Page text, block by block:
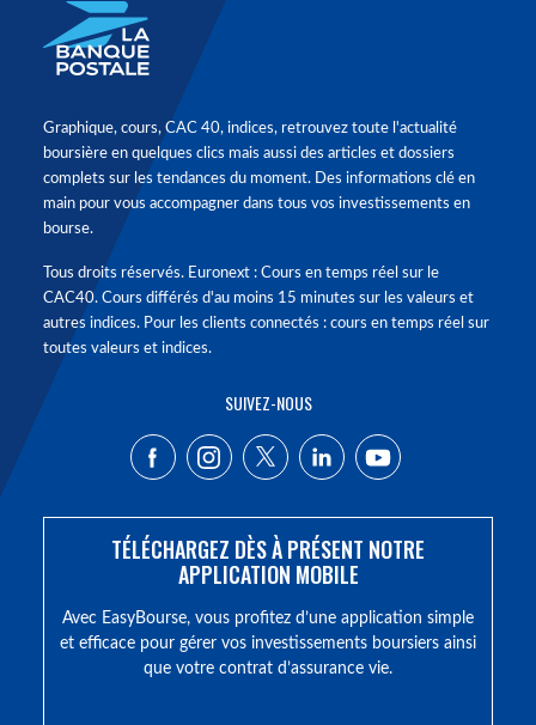
Graphique, cours, CAC 40, indices, retrouvez toute l'actualité
boursière en quelques clics mais aussi des articles et dossiers
complets sur les tendances du moment. Des informations clé en
main pour vous accompagner dans tous vos investissements en
bourse.
Tous droits réservés. Euronext : Cours en temps réel sur le
CAC40. Cours différés d'au moins 15 minutes sur les valeurs et
autres indices. Pour les clients connectés : cours en temps réel sur
toutes valeurs et indices.
SUIVEZ-NOUS
TÉLÉCHARGEZ DÈS À PRÉSENT NOTRE
APPLICATION MOBILE
Avec EasyBourse, vous profitez d’une application simple
et efficace pour gérer vos investissements boursiers ainsi
que votre contrat d’assurance vie.